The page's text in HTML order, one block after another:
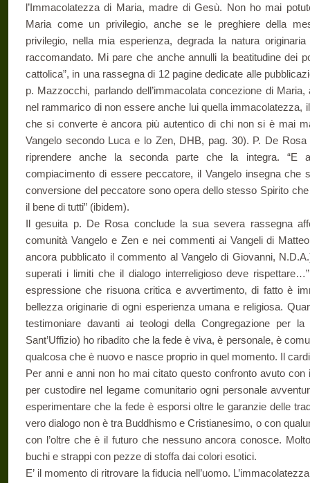
l’Immacolatezza di Maria, madre di Gesù. Non ho mai
Maria come un privilegio, anche se le preghiere della
privilegio, nella mia esperienza, degrada la natura
raccomandato. Mi pare che anche annulli la beatitudine dei
cattolica”, in una rassegna di 12 pagine dedicate alle
p. Mazzocchi, parlando dell’immacolata concezione di
nel rammarico di non essere anche lui quella immacolatezza,
che si converte è ancora più autentico di chi non si è mai
Vangelo secondo Luca e lo Zen, DHB, pag. 30). P. De
riprendere anche la seconda parte che la integra. “E
compiacimento di essere peccatore, il Vangelo insegna che
conversione del peccatore sono opera dello stesso Spirito
il bene di tutti” (ibidem).
Il gesuita p. De Rosa conclude la sua severa rassegna
comunità Vangelo e Zen e nei commenti ai Vangeli di
ancora pubblicato il commento al Vangelo di Giovanni,
superati i limiti che il dialogo interreligioso deve
espressione che risuona critica e avvertimento, di fatto è
bellezza originarie di ogni esperienza umana e religiosa.
testimoniare davanti ai teologi della Congregazione per
Sant’Uffizio) ho ribadito che la fede è viva, è personale, è
qualcosa che è nuovo e nasce proprio in quel momento. Il
Per anni e anni non ho mai citato questo confronto avuto
per custodire nel legame comunitario ogni personale
esperimentare che la fede è esporsi oltre le garanzie delle
vero dialogo non è tra Buddhismo e Cristianesimo, o con
con l’oltre che è il futuro che nessuno ancora conosce.
buchi e strappi con pezze di stoffa dai colori esotici.
E’ il momento di ritrovare la fiducia nell’uomo.